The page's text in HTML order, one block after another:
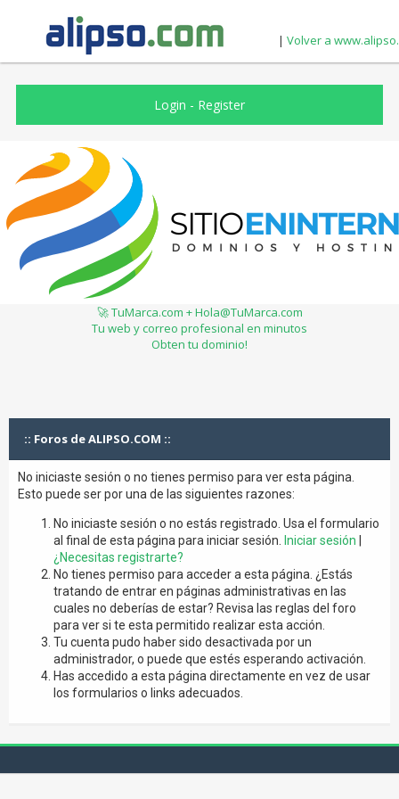
| Volver a
Login - Register
🚀 TuMarca.com + Hola@TuMarca.com
Tu web y correo profesional en minutos
Obten tu dominio!
:: Foros de ALIPSO.COM ::
No iniciaste sesión o no tienes permiso para ver esta página.
Esto puede ser por una de las siguientes razones:
No iniciaste sesión o no estás registrado. Usa el formulario
al final de esta página para iniciar sesión.
Iniciar sesión
¿Necesitas registrarte?
No tienes permiso para acceder a esta página. ¿Estás
tratando de entrar en páginas administrativas en las
cuales no deberías de estar? Revisa las reglas del foro
para ver si te esta permitido realizar esta acción.
Tu cuenta pudo haber sido desactivada por un
administrador, o puede que estés esperando activación.
Has accedido a esta página directamente en vez de usar
los formularios o links adecuados.